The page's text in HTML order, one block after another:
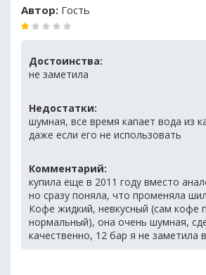
Автор: Гость
Достоинства:
не заметила
Недостатки:
шумная, все время капает вода из
даже если его не использовать
Комментарий:
купила еще в 2011 году вместо
но сразу поняла, что променяла
Кофе жидкий, невкусный (сам кофе
нормальный), она очень шумная,
качественно, 12 бар я не заметила